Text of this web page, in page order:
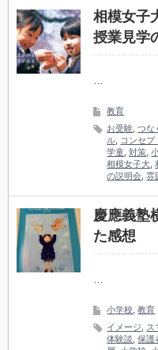
相模女子
授業見学
…
教育
お受験 ,つな
ル
コンセプ
学童 ,対策 ,
相模女子大 ,
の説明会 ,雰
慶應義塾
た感想
…
小学校 ,教育
イメージ
ス
体験談 ,保護